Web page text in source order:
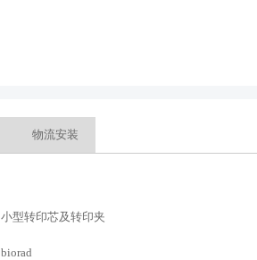
物流安装
小型转印芯及转印夹
biorad